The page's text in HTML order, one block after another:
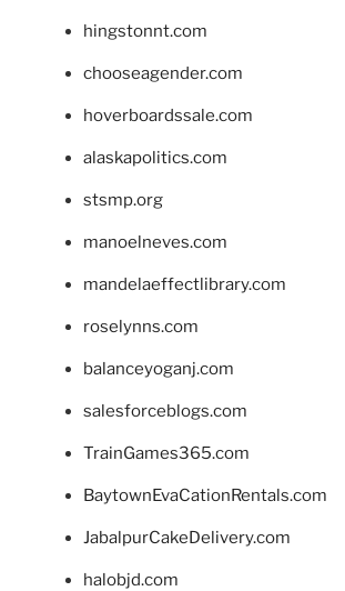
hingstonnt.com
chooseagender.com
hoverboardssale.com
alaskapolitics.com
stsmp.org
manoelneves.com
mandelaeffectlibrary.com
roselynns.com
balanceyoganj.com
salesforceblogs.com
TrainGames365.com
BaytownEvaCationRentals.com
JabalpurCakeDelivery.com
halobjd.com